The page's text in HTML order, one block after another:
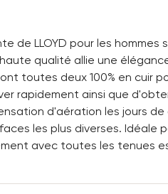
de LLOYD pour les
qualité allie une
toutes deux 100% en cuir
rapidement ainsi que
d'aération les jours
les plus diverses. Idéale
avec toutes les tenues